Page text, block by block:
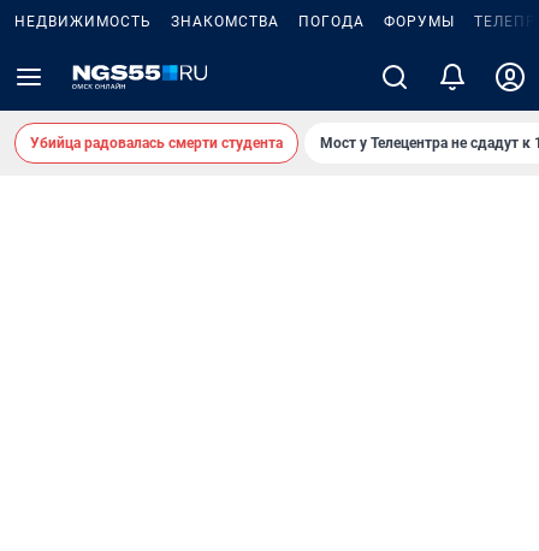
НЕДВИЖИМОСТЬ ЗНАКОМСТВА ПОГОДА ФОРУМЫ
Убийца радовалась смерти студента Мост у Телецентра не сдадут к